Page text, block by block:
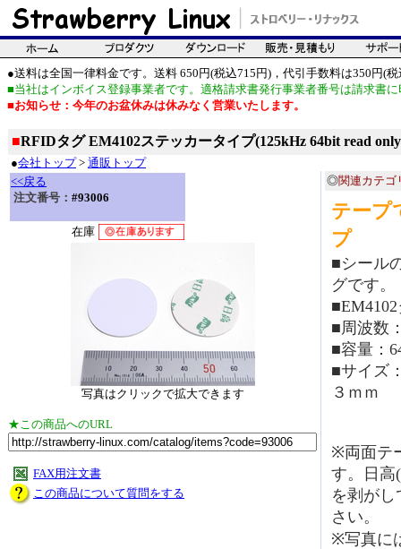
●送料は全国一律料金です。送料 650円(税込715円)，代引手数料は350円(税
■当社はインボイス登録事業者です。適格請求書発行事業者番号は請求書
■お知らせ：今年のお盆休みは休みなく営業いたします。
■RFIDタグ EM4102ステッカータイプ(125kHz 64bit read
●会社トップ> 通販トップ
<<戻る
注文番号： #93006
在庫
写真はクリックで拡大できます
★この商品へのURL
FAX用注文書
この商品について質問をする
◎関連カテゴ
テープ
プ
■シール
グです。
■周波数
■容量：
■サイズ
３ｍｍ
※両面テ
す。日高
を剥が
さい。
※写真に